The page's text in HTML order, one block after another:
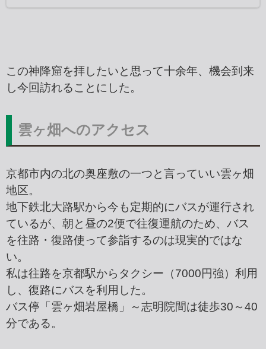
この神降窟を拝したいと思って十余年、機会到来
し今回訪れることにした。
雲ヶ畑へのアクセス
京都市内の北の奥座敷の一つと言っていい雲ヶ畑
地区。
地下鉄北大路駅から今も定期的にバスが運行され
ているが、朝と昼の2便で往復運航のため、バス
を往路・復路使って参詣するのは現実的ではな
い。
私は往路を京都駅からタクシー（7000円強）利用
し、復路にバスを利用した。
バス停「雲ヶ畑岩屋橋」～志明院間は徒歩30～40
分である。